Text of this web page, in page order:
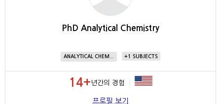
PhD Analytical Chemistry
ANALYTICAL CHEM... 1
14+ 년간의 경험
프로필 보기